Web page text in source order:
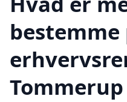
bestemme